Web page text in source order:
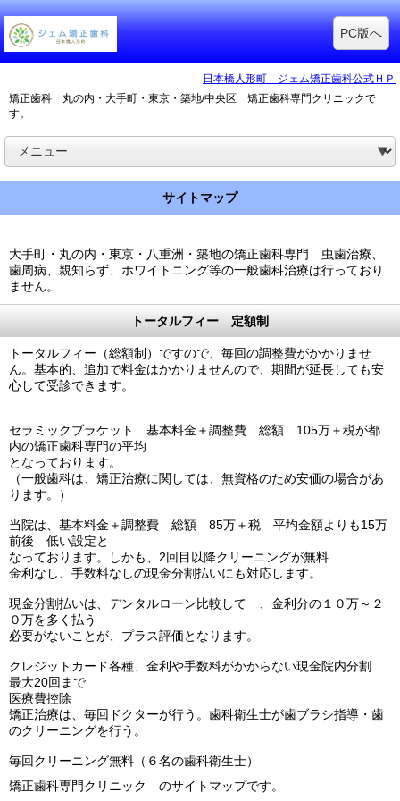
PC版へ
日本橋人形町 ジェム矯正歯科公式ＨＰ
矯正歯科 丸の内・大手町・東京・築地/中央区 矯正歯科専門クリニックで
す。
サイトマップ
大手町・丸の内・東京・八重洲・築地の矯正歯科専門 虫歯治療、
歯周病、親知らず、ホワイトニング等の一般歯科治療は行っており
ません。
トータルフィー 定額制
トータルフィー（総額制）ですので、毎回の調整費がかかりませ
ん。基本的、追加で料金はかかりませんので、期間が延長しても安
心して受診できます。
セラミックブラケット 基本料金＋調整費 総額 105万＋税が都
内の矯正歯科専門の平均
となっております。
（一般歯科は、矯正治療に関しては、無資格のため安価の場合があ
ります。）
当院は、基本料金＋調整費 総額 85万＋税 平均金額よりも15万
前後 低い設定と
なっております。しかも、2回目以降クリーニングが無料
金利なし、手数料なしの現金分割払いにも対応します。
現金分割払いは、デンタルローン比較して 、金利分の１０万～２
０万を多く払う
必要がないことが、プラス評価となります。
クレジットカード各種、金利や手数料がかからない現金院内分割
最大20回まで
医療費控除
矯正治療は、毎回ドクターが行う。歯科衛生士が歯ブラシ指導・歯
のクリーニングを行う。
毎回クリーニング無料（６名の歯科衛生士）
矯正歯科専門クリニック のサイトマップです。